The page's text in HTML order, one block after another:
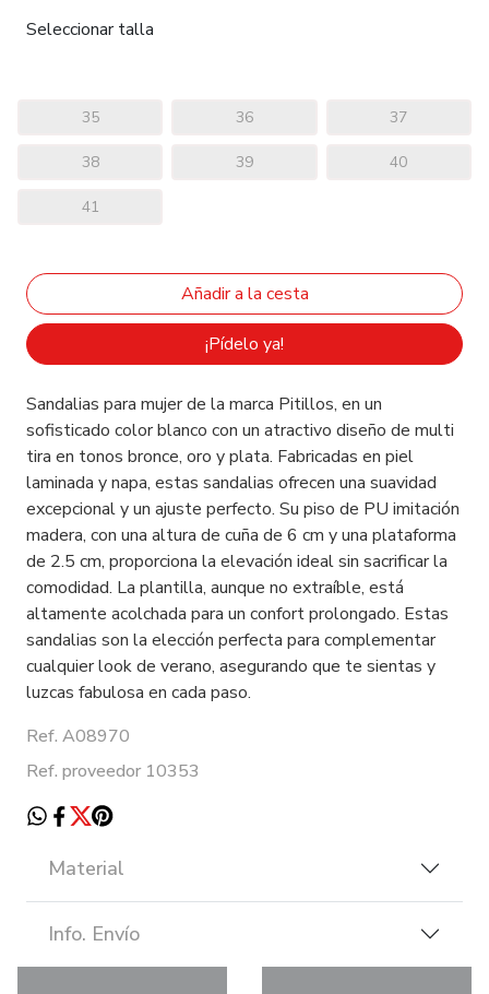
Seleccionar talla
35 36 37
38 39 40
41
¡Pídelo ya!
Sandalias para mujer de la marca Pitillos, en un
sofisticado color blanco con un atractivo diseño de multi
tira en tonos bronce, oro y plata. Fabricadas en piel
laminada y napa, estas sandalias ofrecen una suavidad
excepcional y un ajuste perfecto. Su piso de PU imitación
madera, con una altura de cuña de 6 cm y una plataforma
de 2.5 cm, proporciona la elevación ideal sin sacrificar la
comodidad. La plantilla, aunque no extraíble, está
altamente acolchada para un confort prolongado. Estas
sandalias son la elección perfecta para complementar
cualquier look de verano, asegurando que te sientas y
luzcas fabulosa en cada paso.
Ref. A08970
Ref. proveedor 10353
Material
Info. Envío